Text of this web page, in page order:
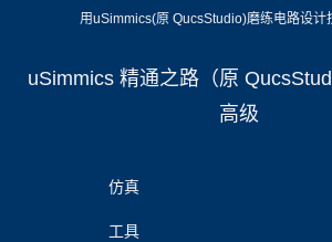
用uSimmics(原 QucsStudio)磨练电路设计
uSimmics 精通之路（原
高级
仿真
工具